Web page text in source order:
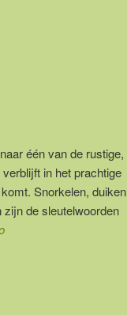
één van de rustige,
in het prachtige
Snorkelen, duiken
de sleutelwoorden